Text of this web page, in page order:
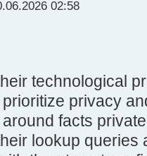
02:58
technological
privacy
facts
lookup